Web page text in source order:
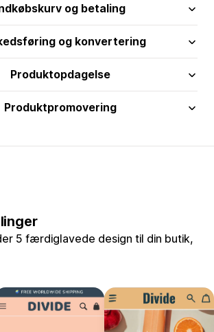
og betaling
og konvertering
Produktopdagelse
Produktpromovering
5 færdiglavede design til din butik,